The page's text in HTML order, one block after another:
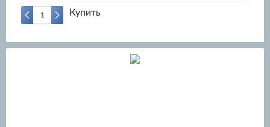
Купить